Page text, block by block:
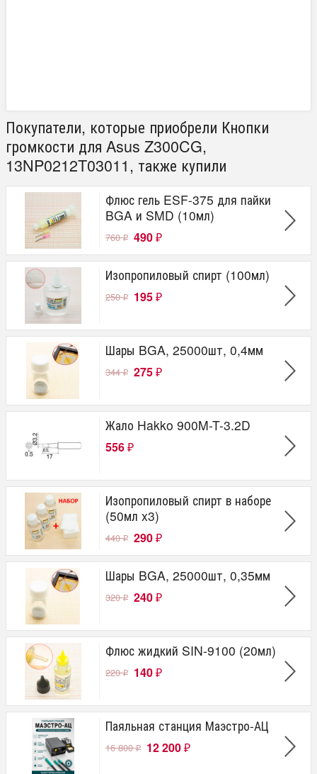
Покупатели, которые приобрели Кнопки
громкости для Asus Z300CG,
13NP0212T03011, также купили
Флюс гель ESF-375 для пайки
BGA и SMD (10мл)
760₽ 490 ₽
Изопропиловый спирт (100мл)
250₽ 195 ₽
Шары BGA, 25000шт, 0,4мм
344₽ 275 ₽
Жало Hakko 900M-T-3.2D
556 ₽
Изопропиловый спирт в наборе
(50мл x3)
440₽ 290 ₽
Шары BGA, 25000шт, 0,35мм
320₽ 240 ₽
Флюс жидкий SIN-9100 (20мл)
220₽ 140 ₽
Паяльная станция Маэстро-АЦ
16 800₽ 12 200 ₽